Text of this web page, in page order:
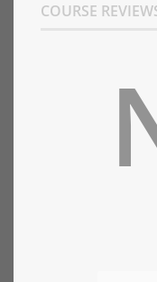
COURSE